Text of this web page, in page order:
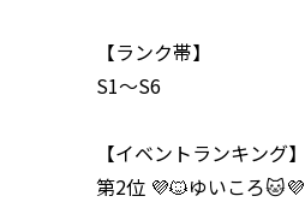
【ランク帯】
S1～S6
【イベントランキング】
第2位 💜🐱ゆいころ🐱💜